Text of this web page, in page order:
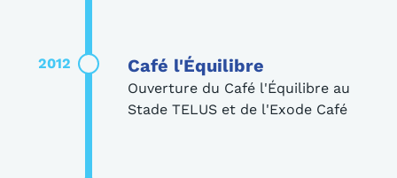
2012 Café l'Équilibre
Ouverture du Café l'Équilibre au
Stade TELUS et de l'Exode Café